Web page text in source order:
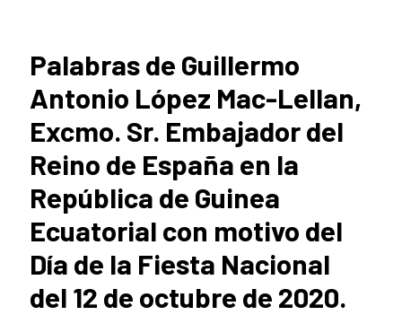
Palabras de Guillermo
Antonio López Mac-Lellan,
Excmo. Sr. Embajador del
Reino de España en la
República de Guinea
Ecuatorial con motivo del
Día de la Fiesta Nacional
del 12 de octubre de 2020.